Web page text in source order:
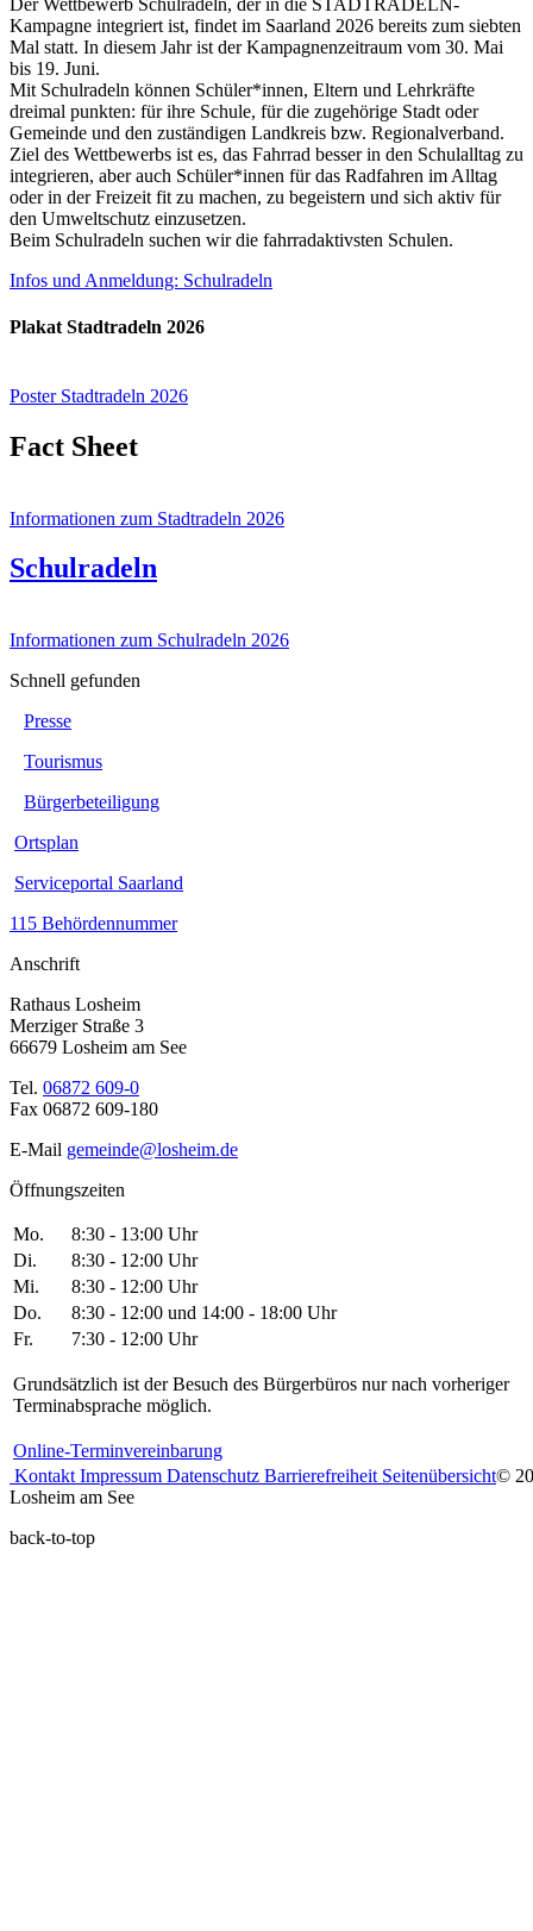
Der Wettbewerb Schulradeln, der in die STADTRADELN-
Kampagne integriert ist, findet im Saarland 2026 bereits zum siebten
Mal statt. In diesem Jahr ist der Kampagnenzeitraum vom 30. Mai
bis 19. Juni.
Mit Schulradeln können Schüler*innen, Eltern und Lehrkräfte
dreimal punkten: für ihre Schule, für die zugehörige Stadt oder
Gemeinde und den zuständigen Landkreis bzw. Regionalverband.
Ziel des Wettbewerbs ist es, das Fahrrad besser in den Schulalltag zu
integrieren, aber auch Schüler*innen für das Radfahren im Alltag
oder in der Freizeit fit zu machen, zu begeistern und sich aktiv für
den Umweltschutz einzusetzen.
Beim Schulradeln suchen wir die fahrradaktivsten Schulen.
Infos und Anmeldung: Schulradeln
Plakat Stadtradeln 2026
Poster Stadtradeln 2026
Fact Sheet
Informationen zum Stadtradeln 2026
Schulradeln
Informationen zum Schulradeln 2026
Schnell gefunden
Presse
Tourismus
Bürgerbeteiligung
Ortsplan
Serviceportal Saarland
115 Behördennummer
Anschrift
Rathaus Losheim
Merziger Straße 3
66679 Losheim am See
Tel. 06872 609-0
Fax 06872 609-180
E-Mail gemeinde@losheim.de
Öffnungszeiten
Mo.
8:30 - 13:00 Uhr
Di.
8:30 - 12:00 Uhr
Mi.
8:30 - 12:00 Uhr
Do.
8:30 - 12:00 und 14:00 - 18:00 Uhr
Fr.
7:30 - 12:00 Uhr
Grundsätzlich ist der Besuch des Bürgerbüros nur nach vorheriger
Terminabsprache möglich.
Online-Terminvereinbarung
Kontakt Impressum Datenschutz Barrierefreiheit Seitenübersicht©
Losheim am See
back-to-top